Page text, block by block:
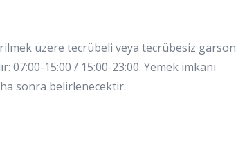
üzere tecrübeli veya tecrübesiz garson
07:00-15:00 / 15:00-23:00. Yemek imkanı
sonra belirlenecektir.